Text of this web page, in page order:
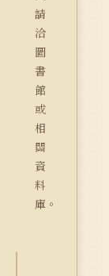
請
洽
圖
書
館
或
相
關
資
料
庫。